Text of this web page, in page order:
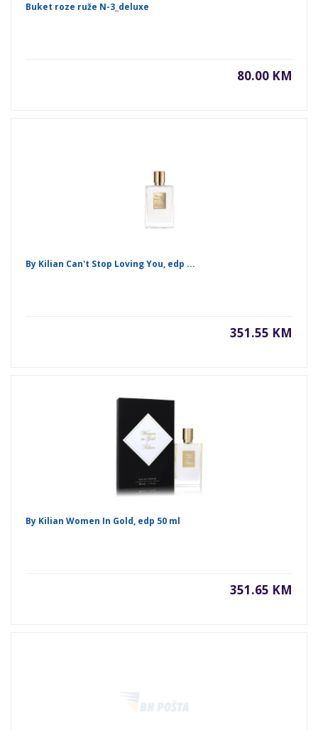
Buket roze ruže N-3_deluxe
80.00 KM
By Kilian Can't Stop Loving You, edp ...
351.55 KM
By Kilian Women In Gold, edp 50 ml
351.65 KM